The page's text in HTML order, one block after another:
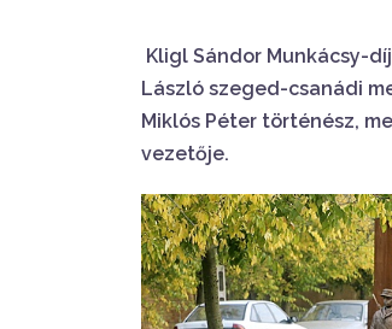
Kligl Sándor Munkácsy-
László szeged-csanádi
Miklós Péter történész,
vezetője.